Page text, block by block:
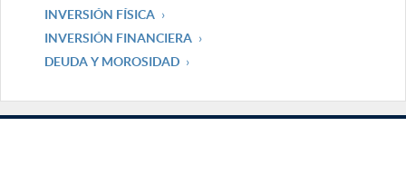
INVERSIÓN FÍSICA
INVERSIÓN FINANCIERA
DEUDA Y MOROSIDAD